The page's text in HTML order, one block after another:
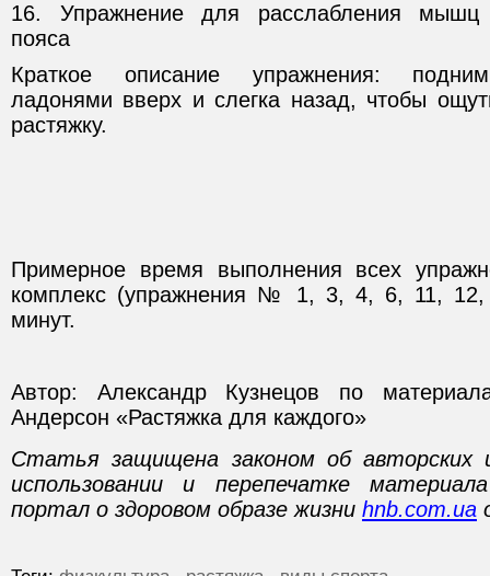
16. Упражнение для расслабления мышц
пояса
Краткое описание упражнения:
ладонями вверх и слегка назад, чтобы
растяжку.
Примерное время выполнения всех
комплекс (упражнения № 1, 3, 4, 6, 11, 12,
минут.
Автор: Александр Кузнецов по
Андерсон «Растяжка для каждого»
Статья защищена законом об авторских
использовании и перепечатке
портал о здоровом образе жизни hnb.com.ua